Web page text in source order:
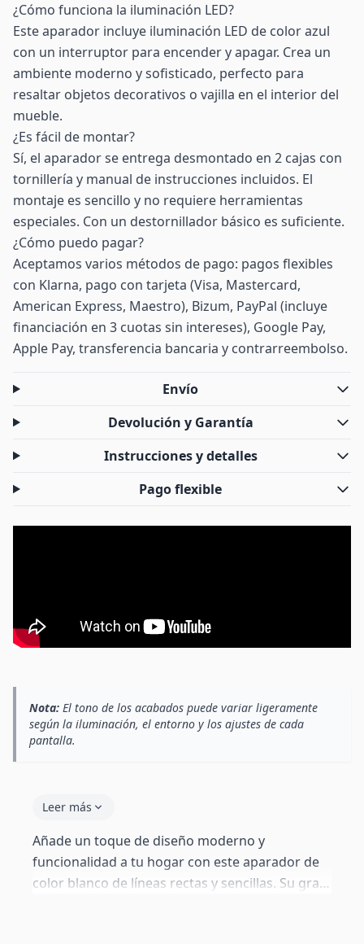
¿Cómo funciona la iluminación LED?
Este aparador incluye iluminación LED de color azul
con un interruptor para encender y apagar. Crea un
ambiente moderno y sofisticado, perfecto para
resaltar objetos decorativos o vajilla en el interior del
mueble.
¿Es fácil de montar?
Sí, el aparador se entrega desmontado en 2 cajas con
tornillería y manual de instrucciones incluidos. El
montaje es sencillo y no requiere herramientas
especiales. Con un destornillador básico es suficiente.
¿Cómo puedo pagar?
Aceptamos varios métodos de pago: pagos flexibles
con Klarna, pago con tarjeta (Visa, Mastercard,
American Express, Maestro), Bizum, PayPal (incluye
financiación en 3 cuotas sin intereses), Google Pay,
Apple Pay, transferencia bancaria y contrarreembolso.
Envío
Devolución y Garantía
Instrucciones y detalles
Pago flexible
Nota: El tono de los acabados puede variar ligeramente
según la iluminación, el entorno y los ajustes de cada
pantalla.
Leer más
Añade un toque de diseño moderno y
funcionalidad a tu hogar con este aparador de
color blanco de líneas rectas y sencillas. Su gran